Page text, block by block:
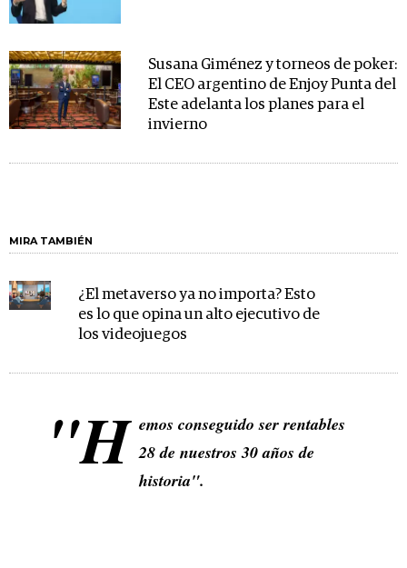
Susana Giménez y torneos de poker:
El CEO argentino de Enjoy Punta del
Este adelanta los planes para el
invierno
MIRA TAMBIÉN
¿El metaverso ya no importa? Esto
es lo que opina un alto ejecutivo de
los videojuegos
"H emos conseguido ser rentables
28 de nuestros 30 años de
historia".